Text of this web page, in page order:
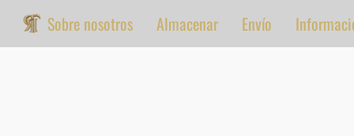
Sobre nosotros Almacenar Envío